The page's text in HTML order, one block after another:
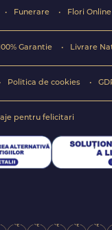
Funerare Flori Online
100% Garantie Livrare
Politica de cookies
pentru felicitari